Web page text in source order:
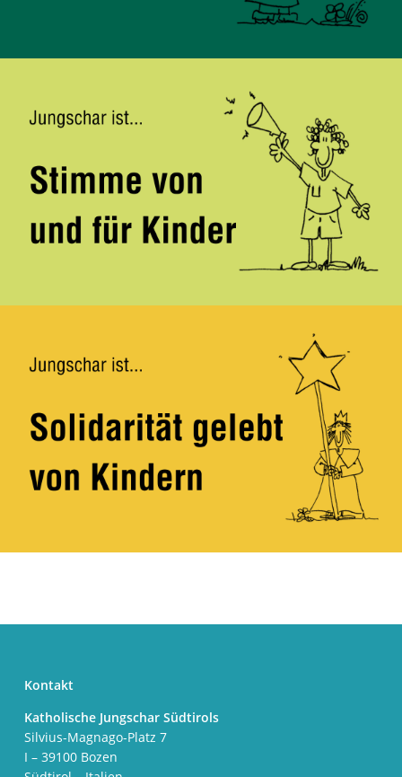
Kontakt
Katholische Jungschar Südtirols
Silvius-Magnago-Platz 7
I – 39100 Bozen